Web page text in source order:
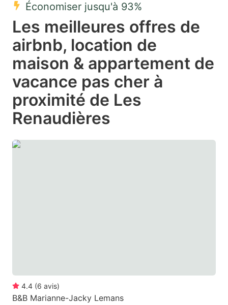
select
date.
Press
question
mark
key
select
a
date.
Press
question
mark
Économiser jusqu'à 93%
Les meilleures offres de
airbnb, location de
maison & appartement de
vacance pas cher à
proximité de Les
Renaudières
4.4 (6 avis)
B&B Marianne-Jacky Lemans